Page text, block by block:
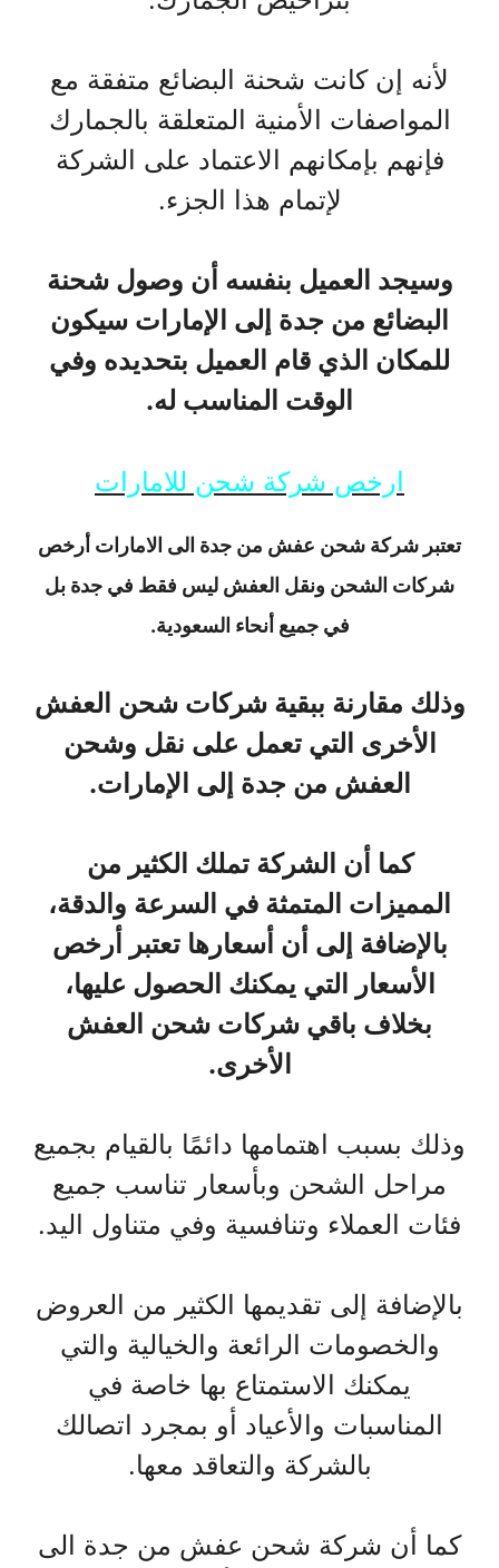
لأنه إن كانت شحنة البضائع متفقة مع
المواصفات الأمنية المتعلقة بالجمارك
فإنهم بإمكانهم الاعتماد على الشركة
لإتمام هذا الجزء.
وسيجد العميل بنفسه أن وصول شحنة
البضائع من جدة إلى الإمارات سيكون
للمكان الذي قام العميل بتحديده وفي
الوقت المناسب له.
ارخص شركة شحن للامارات
تعتبر شركة شحن عفش من جدة الى الامارات أرخص
شركات الشحن ونقل العفش ليس فقط في جدة بل
في جميع أنحاء السعودية.
وذلك مقارنة ببقية شركات شحن العفش
الأخرى التي تعمل على نقل وشحن
العفش من جدة إلى الإمارات.
كما أن الشركة تملك الكثير من
المميزات المتمثة في السرعة والدقة،
بالإضافة إلى أن أسعارها تعتبر أرخص
الأسعار التي يمكنك الحصول عليها،
بخلاف باقي شركات شحن العفش
الأخرى.
وذلك بسبب اهتمامها دائمًا بالقيام بجميع
مراحل الشحن وبأسعار تناسب جميع
فئات العملاء وتنافسية وفي متناول اليد.
بالإضافة إلى تقديمها الكثير من العروض
والخصومات الرائعة والخيالية والتي
يمكنك الاستمتاع بها خاصة في
المناسبات والأعياد أو بمجرد اتصالك
بالشركة والتعاقد معها.
كما أن شركة شحن عفش من جدة الى